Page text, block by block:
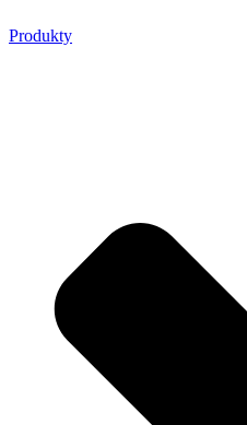
Produkty